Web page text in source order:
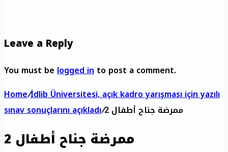
Leave a Reply
You must belogged into post a comment.
Home/İdlib Üniversitesi, açık kadro yarışması için yazılı
sınav sonuçlarını açıkladı/ ممرضة جناح أطفال 2
ممرضة جناح أطفال 2